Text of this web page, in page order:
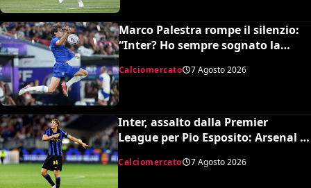
Marco Palestra rompe il silenzio:
“Inter? Ho sempre sognato la
Premier League e il Chelsea”
Calciomercato 7 Agosto 2026
Inter, assalto dalla Premier
League per Pio Esposito: Arsenal e
Calciomercato 7 Agosto 2026